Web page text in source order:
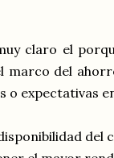
claro el
marco del
o expectativas
del